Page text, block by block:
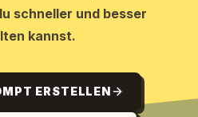
schneller und besser
kannst.
ERSTELLEN